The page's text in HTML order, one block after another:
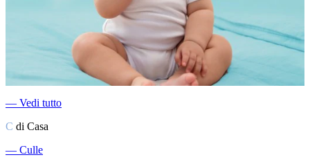
― Vedi tutto
C di Casa
― Culle